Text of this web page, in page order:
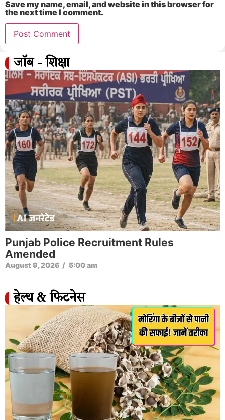
Save my name, email, and website in this browser for
the next time I comment.
जॉब - शिक्षा
Apply For 1538 Junior Associate Posts
August 8, 2026
हेल्थ & फिटनेस